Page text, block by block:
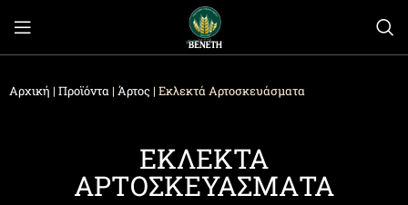
Αρχική | Προϊόντα | Άρτος | Eκλεκτά Αρτοσκευάσματα
ΕΚΛΕΚΤΑ
ΑΡΤΟΣΚΕΥΑΣΜΑΤΑ